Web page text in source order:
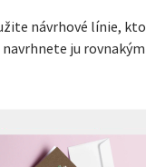
návrhové línie,
navrhnete ju